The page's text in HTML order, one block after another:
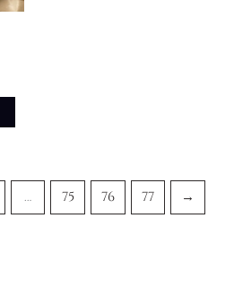
… 75 76 77 →